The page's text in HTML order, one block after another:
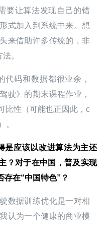
要让算法发现自己的错
式加入到系统中来。想
来借助许多传统的，非
。
代码和数据都很业余，
驶》的期末课程作业，
比性（可能也正因此，c
。
是应该以改进算法为主还
？对于在中国，普及实现
存在“中国特色”？
数据训练优化是一对相
认为一个健康的商业模